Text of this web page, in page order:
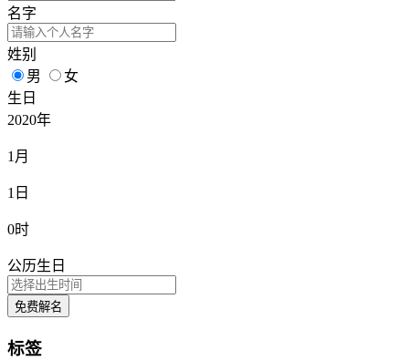
名字
姓别
男
女
生日
2020年
1月
1日
0时
公历生日
免费解名
标签